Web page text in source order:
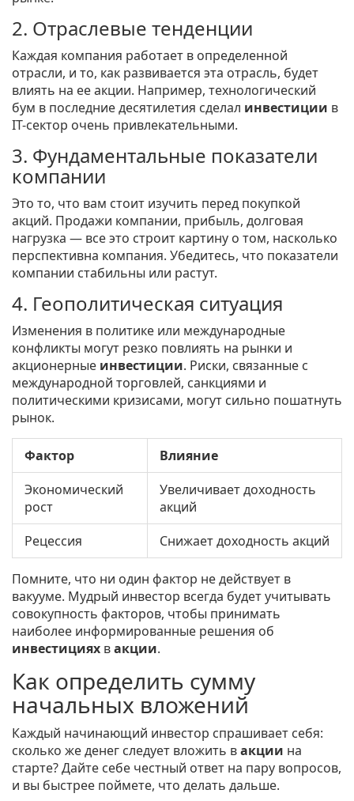
2. Отраслевые тенденции
Каждая компания работает в определенной
отрасли, и то, как развивается эта отрасль, будет
влиять на ее акции. Например, технологический
бум в последние десятилетия сделал инвестиции в
IT-сектор очень привлекательными.
3. Фундаментальные показатели
компании
Это то, что вам стоит изучить перед покупкой
акций. Продажи компании, прибыль, долговая
нагрузка — все это строит картину о том, насколько
перспективна компания. Убедитесь, что показатели
компании стабильны или растут.
4. Геополитическая ситуация
Изменения в политике или международные
конфликты могут резко повлиять на рынки и
акционерные инвестиции. Риски, связанные с
международной торговлей, санкциями и
политическими кризисами, могут сильно пошатнуть
рынок.
Фактор
Влияние
Экономический
рост
Увеличивает доходность
акций
Рецессия
Снижает доходность акций
Помните, что ни один фактор не действует в
вакууме. Мудрый инвестор всегда будет учитывать
совокупность факторов, чтобы принимать
наиболее информированные решения об
инвестициях вакции.
Как определить сумму
начальных вложений
Каждый начинающий инвестор спрашивает себя:
сколько же денег следует вложить вакции на
старте? Дайте себе честный ответ на пару вопросов,
и вы быстрее поймете, что делать дальше.